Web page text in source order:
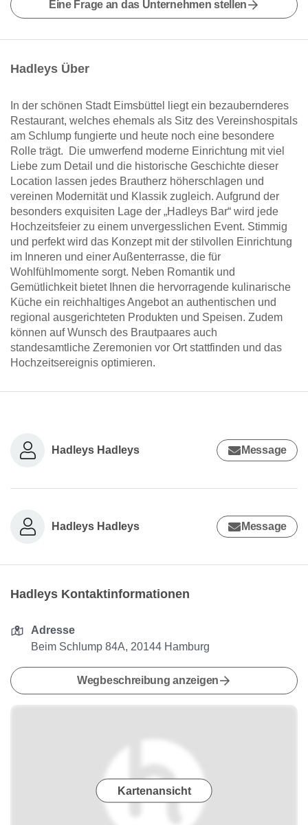
Eine Frage an das Unternehmen stellen
Hadleys Über
In der schönen Stadt Eimsbüttel liegt ein bezaubernderes
Restaurant, welches ehemals als Sitz des Vereinshospitals
am Schlump fungierte und heute noch eine besondere
Rolle trägt. Die umwerfend moderne Einrichtung mit viel
Liebe zum Detail und die historische Geschichte dieser
Location lassen jedes Brautherz höherschlagen und
vereinen Modernität und Klassik zugleich. Aufgrund der
besonders exquisiten Lage der „Hadleys Bar“ wird jede
Hochzeitsfeier zu einem unvergesslichen Event. Stimmig
und perfekt wird das Konzept mit der stilvollen Einrichtung
im Inneren und einer Außenterrasse, die für
Wohlfühlmomente sorgt. Neben Romantik und
Gemütlichkeit bietet Ihnen die hervorragende kulinarische
Küche ein reichhaltiges Angebot an authentischen und
regional ausgerichteten Produkten und Speisen. Zudem
können auf Wunsch des Brautpaares auch
standesamtliche Zeremonien vor Ort stattfinden und das
Hochzeitsereignis optimieren.
Hadleys Hadleys Message
Hadleys Hadleys Message
Hadleys Kontaktinformationen
Adresse
Beim Schlump 84A, 20144 Hamburg
Wegbeschreibung anzeigen
Kartenansicht